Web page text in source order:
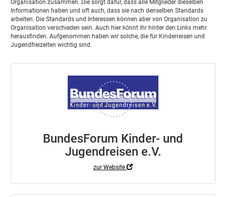
Organisation zusammen. Die sorgt dafür, dass alle Mitglieder dieselben
Informationen haben und oft auch, dass sie nach denselben Standards
arbeiten. Die Standards und Interessen können aber von Organisation zu
Organisation verschieden sein. Auch hier könnt ihr hinter den Links mehr
herausfinden. Aufgenommen haben wir solche, die für Kinderreisen und
Jugendfreizeiten wichtig sind.
BundesForum Kinder- und
Jugendreisen e.V.
zur Website